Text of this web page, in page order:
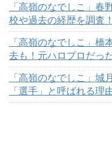
「高嶺のなでしこ」
校や過去の経歴を調査！
「高嶺のなでしこ」橋
去も！元ハロプロだっ
「高嶺のなでしこ」城
「選手」と呼ばれる理